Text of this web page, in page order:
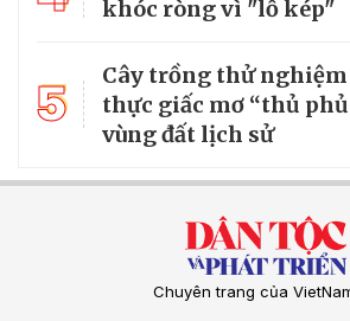
khóc ròng vì "lỗ kép"
5
Cây trồng thử
thực giấc mơ “thủ phủ
vùng đất lịch sử
Chuyên trang của